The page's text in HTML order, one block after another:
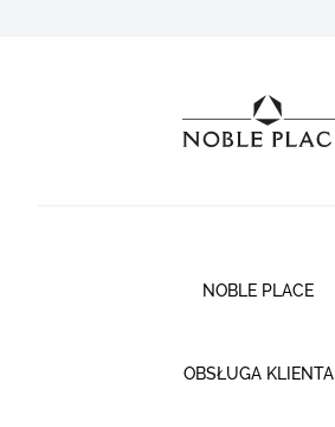
NOBLE PLACE
OBSŁUGA KLIENTA